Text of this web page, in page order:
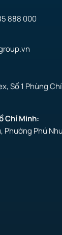
888 000
Số 1 Phùng
Chí Minh:
Phường Phú